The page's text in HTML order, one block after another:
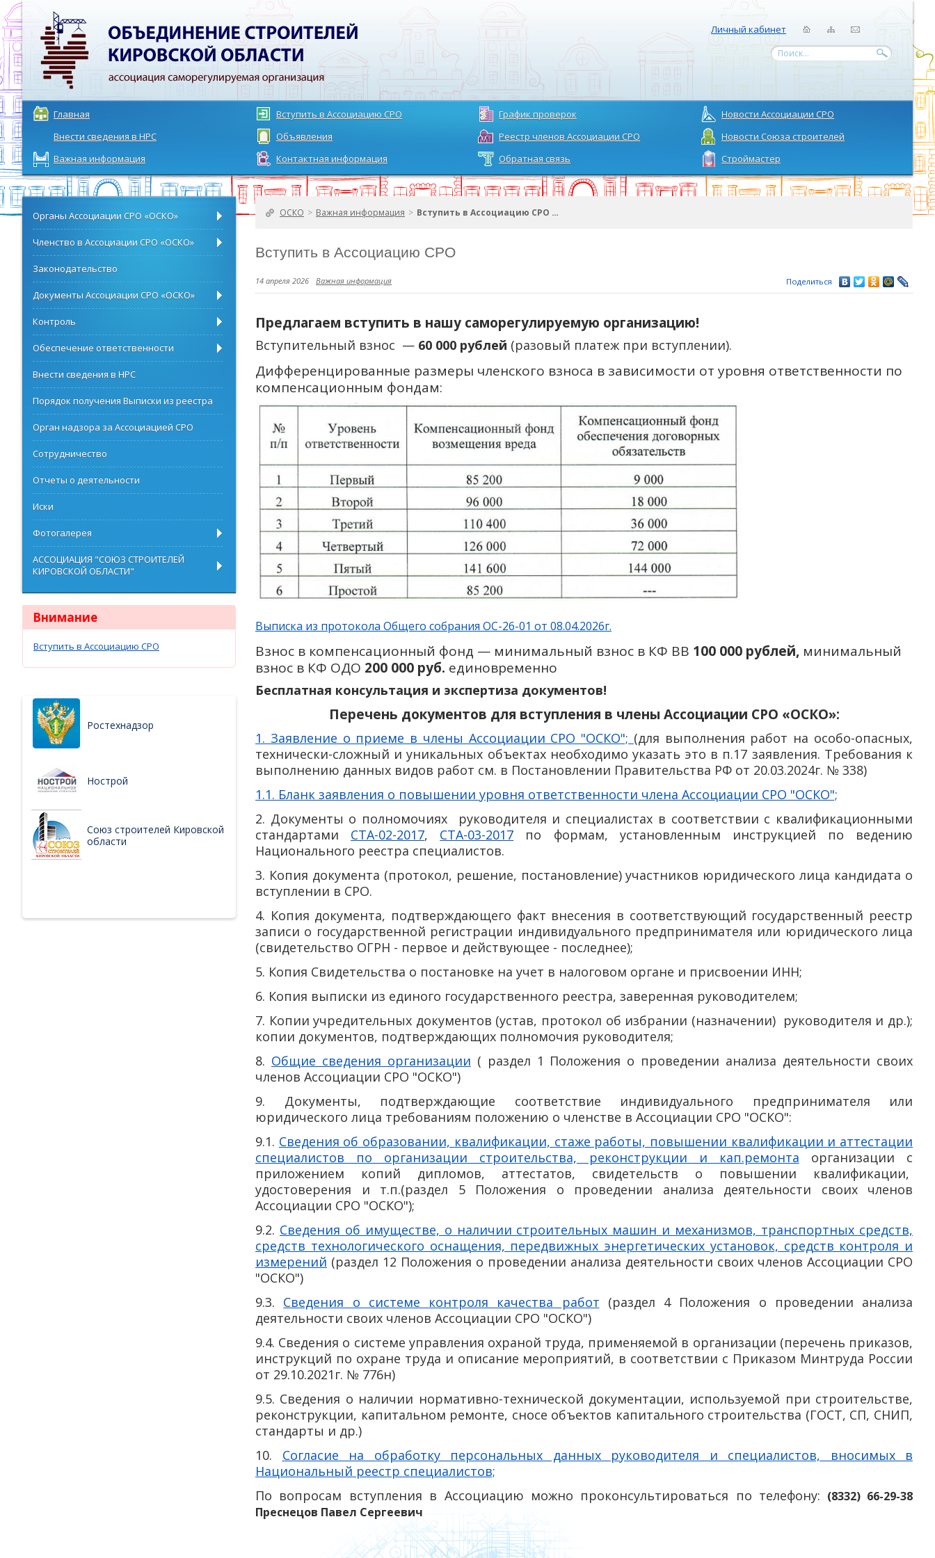
Личный кабинет
Поиск...
Главная Вступить в Ассоциацию СРО График проверок
Новости Ассоциации СРО
Внести сведения в НРС
Объявления Реестр членов Ассоциации СРО
Новости Союза строителей
Важная информация
Контактная информация Обратная связь Строймастер
ОСКО > Важная информация > Вступить в Ассоциацию СРО …
Вступить в Ассоциацию СРО
Поделиться
14 апреля 2026 Важная информация
Предлагаем вступить в нашу саморегулируемую организацию!
Вступительный взнос — 60 000 рублей (разовый платеж при вступлении).
Дифференцированные размеры членского взноса в зависимости от уровня ответственности по
компенсационным фондам:
Выписка из протокола Общего собрания ОС-26-01 от 08.04.2026г.
Взнос в компенсационный фонд — минимальный взнос в КФ ВВ 100 000 рублей, минимальный
взнос в КФ ОДО 200 000 руб. единовременно
Бесплатная консультация и экспертиза документов!
Перечень документов для вступления в члены Ассоциации СРО «ОСКО»:
1. Заявление о приеме в члены Ассоциации СРО "ОСКО"; (для выполнения работ на особо-опасных,
технически-сложный и уникальных объектах необходимо указать это в п.17 заявления. Требования к
выполнению данных видов работ см. в Постановлении Правительства РФ от 20.03.2024г. № 338)
1.1. Бланк заявления о повышении уровня ответственности члена Ассоциации СРО "ОСКО";
2. Документы о полномочиях руководителя и специалистах в соответствии с квалификационными
стандартами СТА-02-2017, СТА-03-2017 по формам, установленным инструкцией по ведению
Национального реестра специалистов.
3. Копия документа (протокол, решение, постановление) участников юридического лица кандидата о
вступлении в СРО.
4. Копия документа, подтверждающего факт внесения в соответствующий государственный реестр
записи о государственной регистрации индивидуального предпринимателя или юридического лица
(свидетельство ОГРН - первое и действующее - последнее);
5. Копия Свидетельства о постановке на учет в налоговом органе и присвоении ИНН;
6. Копия выписки из единого государственного реестра, заверенная руководителем;
7. Копии учредительных документов (устав, протокол об избрании (назначении) руководителя и др.);
копии документов, подтверждающих полномочия руководителя;
8. Общие сведения организации ( раздел 1 Положения о проведении анализа деятельности своих
членов Ассоциации СРО "ОСКО")
9. Документы, подтверждающие соответствие индивидуального предпринимателя или
юридического лица требованиям положению о членстве в Ассоциации СРО "ОСКО":
9.1. Сведения об образовании, квалификации, стаже работы, повышении квалификации и аттестации
специалистов по организации строительства, реконструкции и кап.ремонта организации с
приложением копий дипломов, аттестатов, свидетельств о повышении квалификации,
удостоверения и т.п.(раздел 5 Положения о проведении анализа деятельности своих членов
Ассоциации СРО "ОСКО");
9.2. Сведения об имуществе, о наличии строительных машин и механизмов, транспортных средств,
средств технологического оснащения, передвижных энергетических установок, средств контроля и
измерений (раздел 12 Положения о проведении анализа деятельности своих членов Ассоциации СРО
"ОСКО")
9.3. Сведения о системе контроля качества работ (раздел 4 Положения о проведении анализа
деятельности своих членов Ассоциации СРО "ОСКО")
9.4. Сведения о системе управления охраной труда, применяемой в организации (перечень приказов,
инструкций по охране труда и описание мероприятий, в соответствии с Приказом Минтруда России
от 29.10.2021г. № 776н)
9.5. Сведения о наличии нормативно-технической документации, используемой при строительстве,
реконструкции, капитальном ремонте, сносе объектов капитального строительства (ГОСТ, СП, СНИП,
стандарты и др.)
10. Согласие на обработку персональных данных руководителя и специалистов, вносимых в
Национальный реестр специалистов;
По вопросам вступления в Ассоциацию можно проконсультироваться по телефону: (8332) 66-29-38
Преснецов Павел Сергеевич
Органы Ассоциации СРО «ОСКО»
Членство в Ассоциации СРО «ОСКО»
Законодательство
Документы Ассоциации СРО «ОСКО»
Контроль
Обеспечение ответственности
Внести сведения в НРС
Порядок получения Выписки из реестра
Орган надзора за Ассоциацией СРО
Сотрудничество
Отчеты о деятельности
Иски
Фотогалерея
АССОЦИАЦИЯ "СОЮЗ СТРОИТЕЛЕЙ
КИРОВСКОЙ ОБЛАСТИ"
Внимание
Вступить в Ассоциацию СРО
Ростехнадзор
Нострой
Союз строителей Кировской
области